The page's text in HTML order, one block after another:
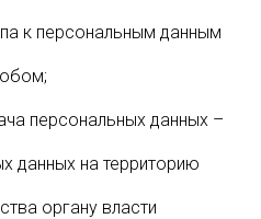
к персональным данным
персональных данных –
данных на территорию
органу власти